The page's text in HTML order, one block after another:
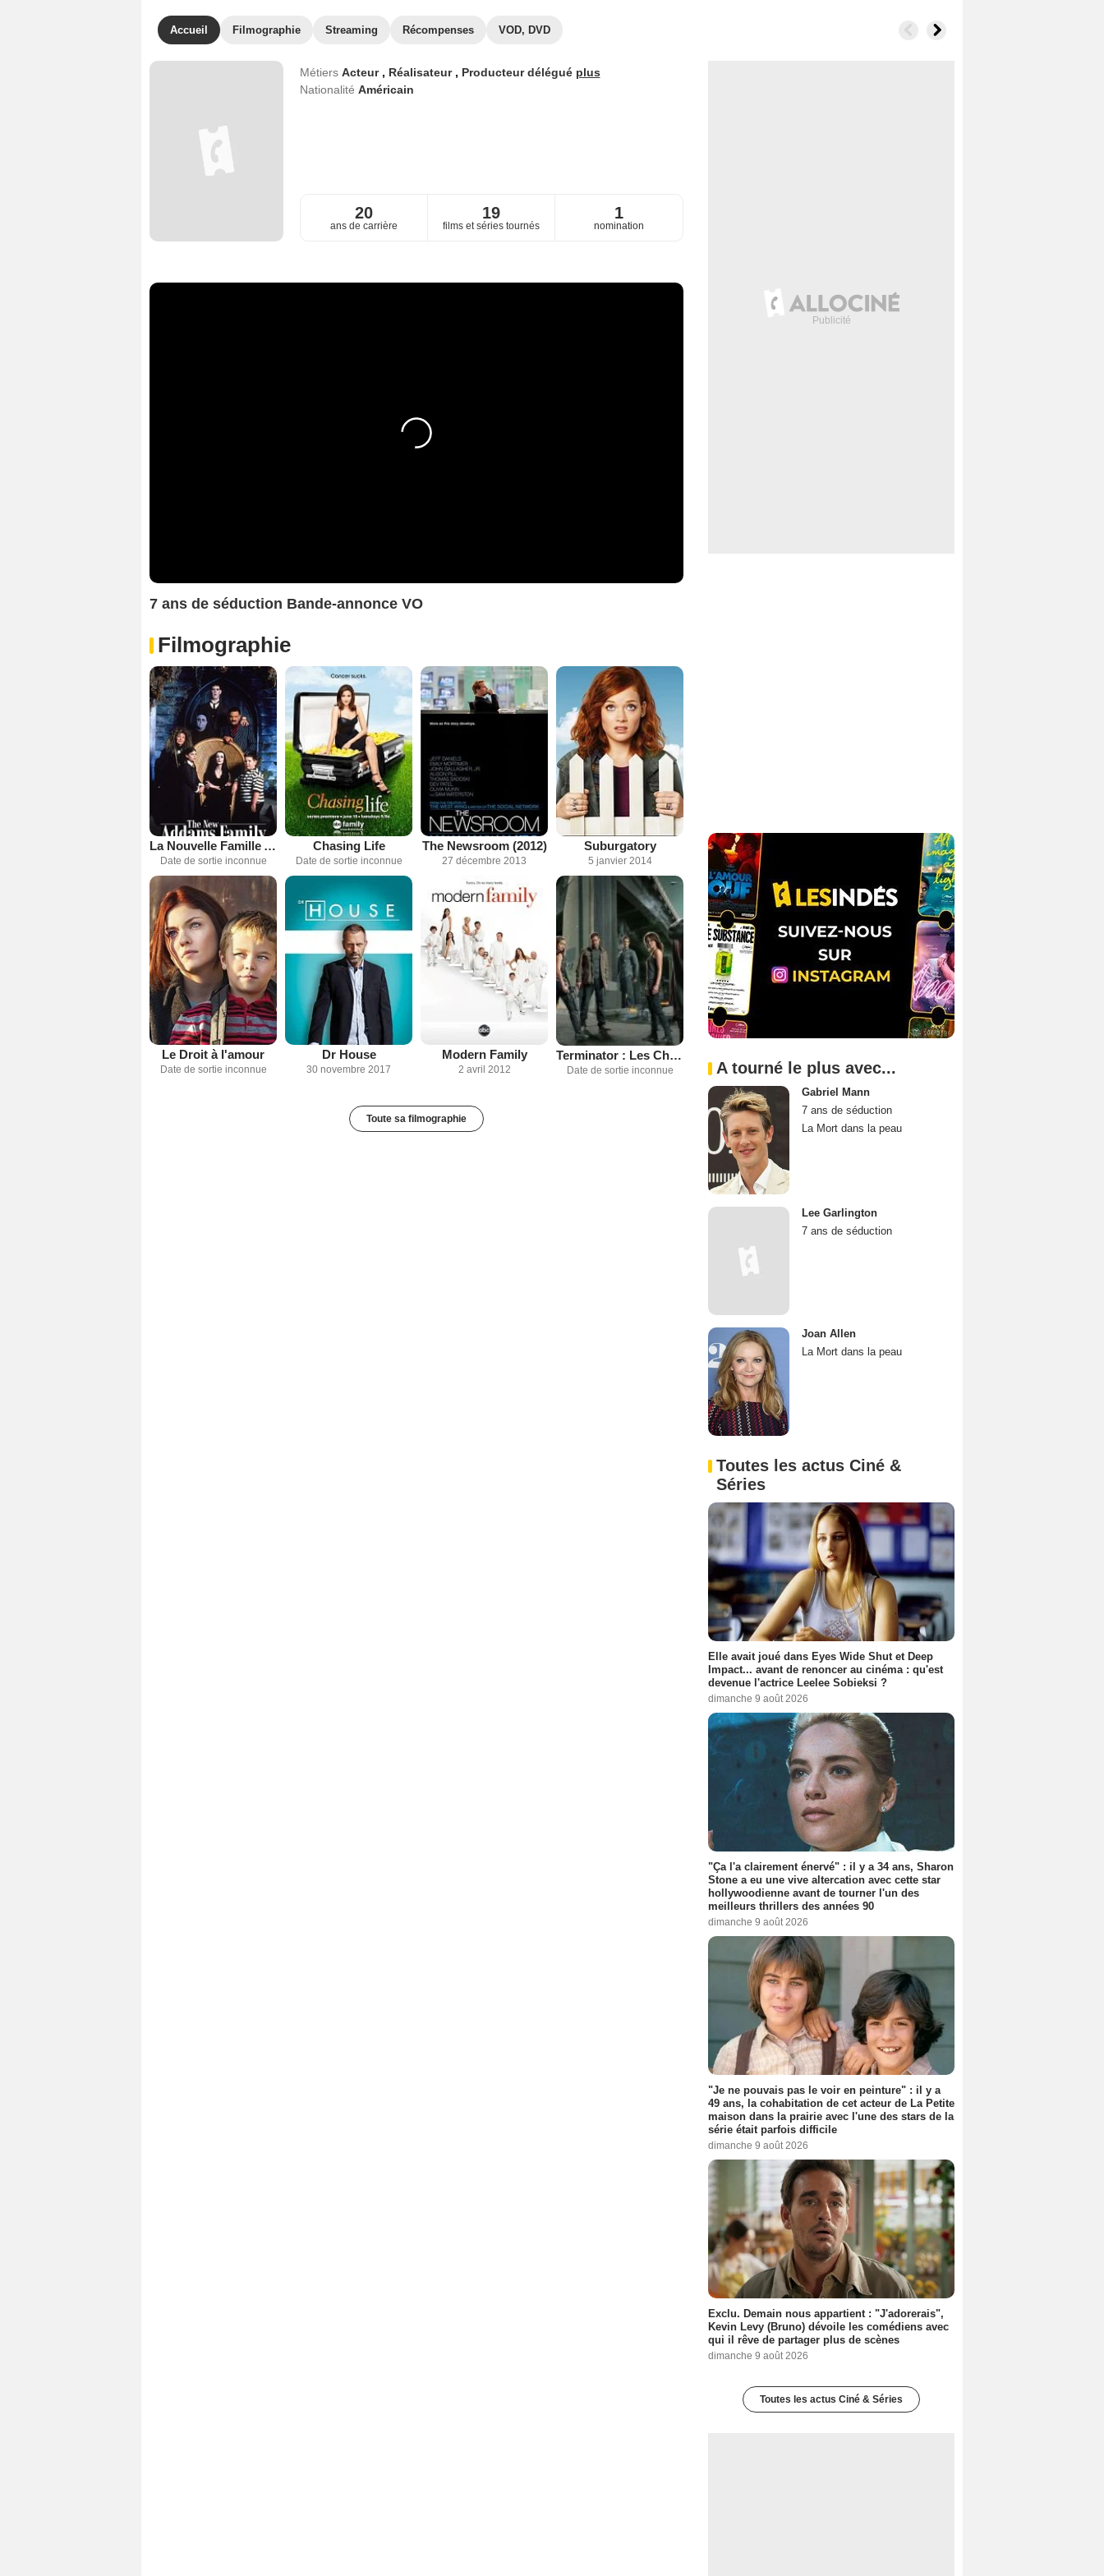
Accueil Filmographie Streaming Récompenses VOD, DVD
Métiers Acteur , Réalisateur , Producteur délégué plus
Nationalité Américain
20
ans de carrière
19
films et séries tournés
1
nomination
7 ans de séduction Bande-annonce VO
Filmographie
La Nouvelle Famille Addams
Date de sortie inconnue
Chasing Life
Date de sortie inconnue
The Newsroom (2012)
27 décembre 2013
Suburgatory
5 janvier 2014
Le Droit à l'amour
Date de sortie inconnue
Dr House
30 novembre 2017
Modern Family
2 avril 2012
Terminator : Les Chroniques de Sarah Connor
Date de sortie inconnue
Toute sa filmographie
A tourné le plus avec...
Gabriel Mann
7 ans de séduction
La Mort dans la peau
Lee Garlington
7 ans de séduction
Joan Allen
La Mort dans la peau
Toutes les actus Ciné &
Séries
Elle avait joué dans Eyes Wide Shut et Deep
Impact... avant de renoncer au cinéma : qu'est
devenue l'actrice Leelee Sobieksi ?
dimanche 9 août 2026
"Ça l'a clairement énervé" : il y a 34 ans, Sharon
Stone a eu une vive altercation avec cette star
hollywoodienne avant de tourner l'un des
meilleurs thrillers des années 90
dimanche 9 août 2026
"Je ne pouvais pas le voir en peinture" : il y a
49 ans, la cohabitation de cet acteur de La Petite
maison dans la prairie avec l'une des stars de la
série était parfois difficile
dimanche 9 août 2026
Exclu. Demain nous appartient : "J'adorerais",
Kevin Levy (Bruno) dévoile les comédiens avec
qui il rêve de partager plus de scènes
dimanche 9 août 2026
Toutes les actus Ciné & Séries